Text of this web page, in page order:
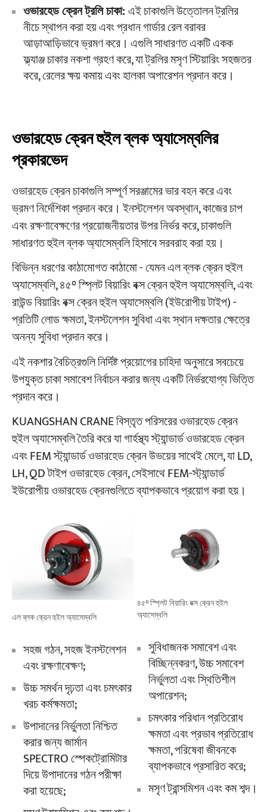
ওভারহেড ক্রেন ট্রলি চাকা:এই চাকাগুলি উত্তোলন ট্রলির
নীচে স্থাপন করা হয় এবং প্রধান গার্ডার রেল বরাবর
আড়াআড়িভাবে ভ্রমণ করে। এগুলি সাধারণত একটি একক
ফ্ল্যাঞ্জ চাকার নকশা গ্রহণ করে, যা ট্রলির মসৃণ স্টিয়ারিং সহজতর
করে, রেলের ক্ষয় কমায় এবং হালকা অপারেশন প্রদান করে।
ওভারহেড ক্রেন হুইল ব্লক অ্যাসেম্বলির
প্রকারভেদ
ওভারহেড ক্রেন চাকাগুলি সম্পূর্ণ সরঞ্জামের ভার বহন করে এবং
ভ্রমণ নির্দেশিকা প্রদান করে। ইনস্টলেশন অবস্থান, কাজের চাপ
এবং রক্ষণাবেক্ষণের প্রয়োজনীয়তার উপর নির্ভর করে, চাকাগুলি
সাধারণত হুইল ব্লক অ্যাসেম্বলি হিসাবে সরবরাহ করা হয়।
বিভিন্ন ধরণের কাঠামোগত কাঠামো - যেমন এল ব্লক ক্রেন হুইল
অ্যাসেম্বলি, ৪৫° স্প্লিট বিয়ারিং বক্স ক্রেন হুইল অ্যাসেম্বলি, এবং
রাউন্ড বিয়ারিং বক্স ক্রেন হুইল অ্যাসেম্বলি (ইউরোপীয় টাইপ) -
প্রতিটি লোড ক্ষমতা, ইনস্টলেশন সুবিধা এবং স্থান দক্ষতার ক্ষেত্রে
অনন্য সুবিধা প্রদান করে।
এই নকশার বৈচিত্রগুলি নির্দিষ্ট প্রয়োগের চাহিদা অনুসারে সবচেয়ে
উপযুক্ত চাকা সমাবেশ নির্বাচন করার জন্য একটি নির্ভরযোগ্য ভিত্তি
প্রদান করে।
KUANGSHAN CRANE বিস্তৃত পরিসরের ওভারহেড ক্রেন
হুইল অ্যাসেম্বলি তৈরি করে যা গার্হস্থ্য স্ট্যান্ডার্ড ওভারহেড ক্রেন
এবং FEM স্ট্যান্ডার্ড ওভারহেড ক্রেন উভয়ের সাথেই মেলে, যা LD,
LH, QD টাইপ ওভারহেড ক্রেন, সেইসাথে FEM-স্ট্যান্ডার্ড
ইউরোপীয় ওভারহেড ক্রেনগুলিতে ব্যাপকভাবে প্রয়োগ করা হয়।
এল ব্লক ক্রেন হুইল অ্যাসেম্বলি
সহজ গঠন, সহজ ইনস্টলেশন
এবং রক্ষণাবেক্ষণ;
উচ্চ সমর্থন দৃঢ়তা এবং চমৎকার
খরচ কর্মক্ষমতা;
উপাদানের নির্ভুলতা নিশ্চিত
করার জন্য জার্মান
SPECTRO স্পেকট্রোমিটার
দিয়ে উপাদানের গঠন পরীক্ষা
করা হয়েছে;
৪৫° স্প্লিট বিয়ারিং বক্স ক্রেন হুইল
অ্যাসেম্বলি
সুবিধাজনক সমাবেশ এবং
বিচ্ছিন্নকরণ, উচ্চ সমাবেশ
নির্ভুলতা এবং স্থিতিশীল
অপারেশন;
চমৎকার পরিধান প্রতিরোধ
ক্ষমতা এবং প্রভাব প্রতিরোধ
ক্ষমতা, পরিষেবা জীবনকে
ব্যাপকভাবে প্রসারিত করে;
মসৃণ ট্রান্সমিশন এবং কম শব্দ।